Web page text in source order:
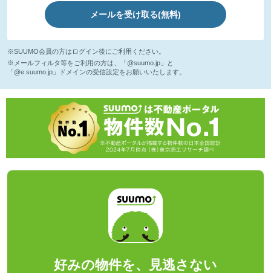
メールを受け取る(無料)
※SUUMO会員の方はログイン後にご利用ください。
※メールフィルタ等をご利用の方は、「@suumo.jp」と
「@e.suumo.jp」ドメインの受信設定をお願いいたします。
好みの物件を、見逃さない